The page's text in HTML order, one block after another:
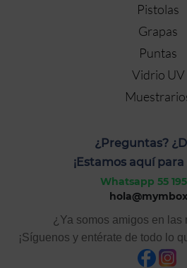
Pistolas
Grapas
Puntas
Vidrio UV
¿Preguntas?
¡Estamos aquí
Whatsapp 55
¿Ya somos amigos en las
¡Síguenos y entérate de todo lo